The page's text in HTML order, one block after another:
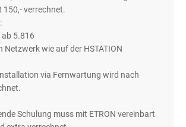
150,- verrechnet.
ab 5.816
Netzwerk wie auf der HSTATION
via Fernwartung wird nach
Schulung muss mit ETRON vereinbart